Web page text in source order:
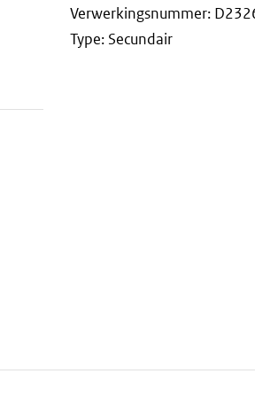
Verwerkingsnummer:
Type: Secundair